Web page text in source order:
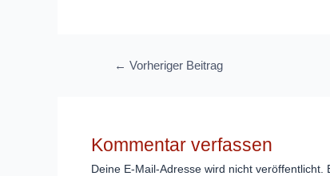
Beitragsnavigation
← Vorheriger Beitrag
Kommentar verfassen
Deine E-Mail-Adresse wird nicht veröffentlicht.